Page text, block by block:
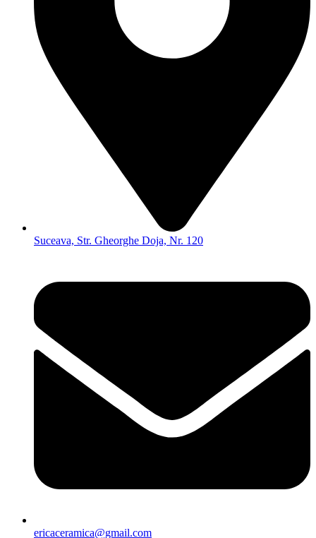
Suceava, Str. Gheorghe Doja, Nr. 120
ericaceramica@gmail.com